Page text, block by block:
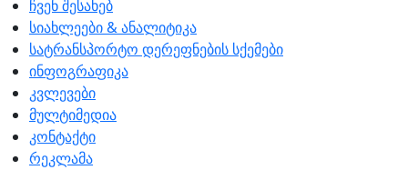
ჩვენ შესახებ
სიახლეები & ანალიტიკა
სატრანსპორტო დერეფნების სქემები
ინფოგრაფიკა
კვლევები
მულტიმედია
კონტაქტი
რეკლამა